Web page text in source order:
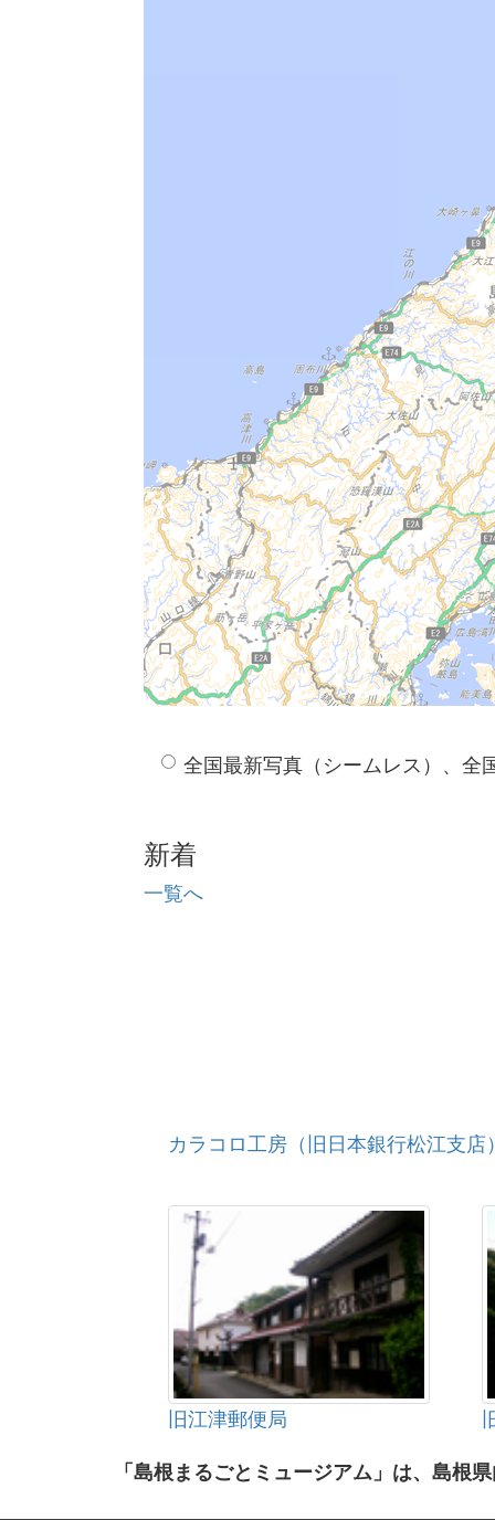
全国最新写真（シームレス）、全
新着
一覧へ
カラコロ工房（旧日本銀行松江支店
旧江津郵便局
「島根まるごとミュージアム」は、島根